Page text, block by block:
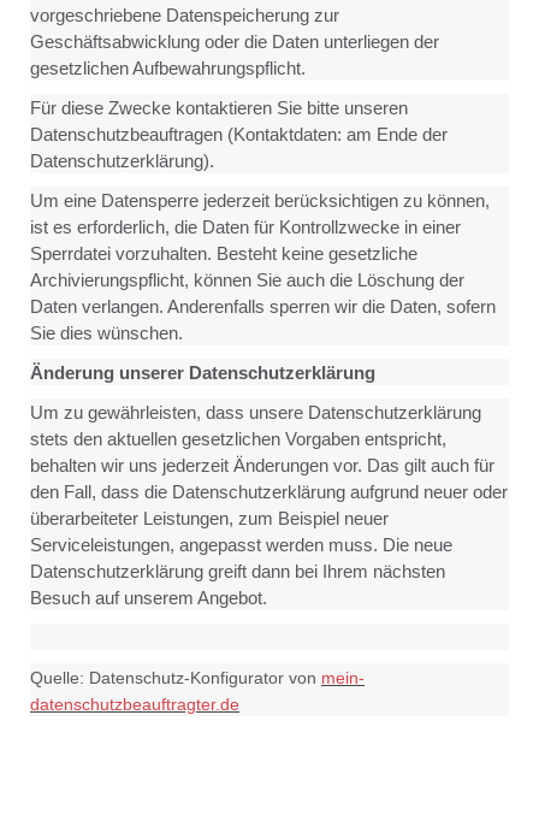
vorgeschriebene Datenspeicherung zur
Geschäftsabwicklung oder die Daten unterliegen der
gesetzlichen Aufbewahrungspflicht.
Für diese Zwecke kontaktieren Sie bitte unseren
Datenschutzbeauftragen (Kontaktdaten: am Ende der
Datenschutzerklärung).
Um eine Datensperre jederzeit berücksichtigen zu können,
ist es erforderlich, die Daten für Kontrollzwecke in einer
Sperrdatei vorzuhalten. Besteht keine gesetzliche
Archivierungspflicht, können Sie auch die Löschung der
Daten verlangen. Anderenfalls sperren wir die Daten, sofern
Sie dies wünschen.
Änderung unserer Datenschutzerklärung
Um zu gewährleisten, dass unsere Datenschutzerklärung
stets den aktuellen gesetzlichen Vorgaben entspricht,
behalten wir uns jederzeit Änderungen vor. Das gilt auch für
den Fall, dass die Datenschutzerklärung aufgrund neuer oder
überarbeiteter Leistungen, zum Beispiel neuer
Serviceleistungen, angepasst werden muss. Die neue
Datenschutzerklärung greift dann bei Ihrem nächsten
Besuch auf unserem Angebot.
Quelle: Datenschutz-Konfigurator von mein-
datenschutzbeauftragter.de